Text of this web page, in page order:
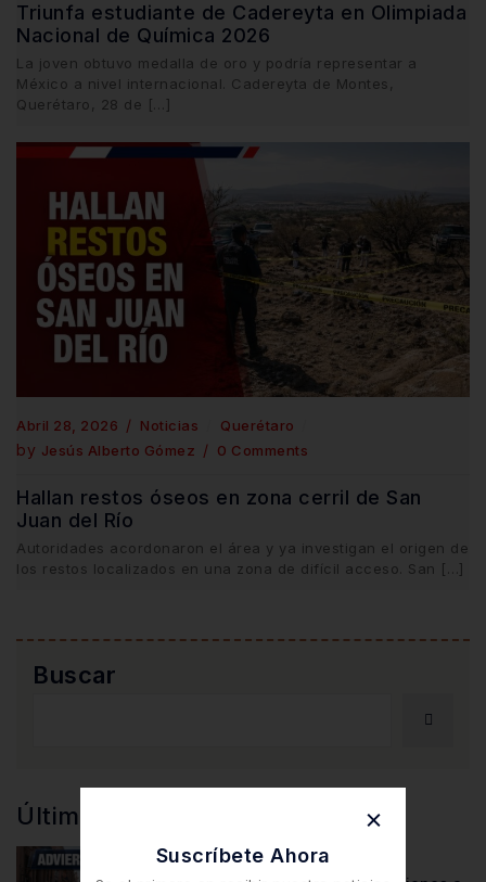
Triunfa estudiante de Cadereyta en Olimpiada
Nacional de Química 2026
La joven obtuvo medalla de oro y podría representar a
México a nivel internacional. Cadereyta de Montes,
Querétaro, 28 de […]
Abril 28, 2026 Noticias Querétaro
by Jesús Alberto Gómez 0 Comments
Hallan restos óseos en zona cerril de San
Juan del Río
Autoridades acordonaron el área y ya investigan el origen de
los restos localizados en una zona de difícil acceso. San […]
Buscar
Últimas Noticia
Suscríbete Ahora